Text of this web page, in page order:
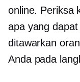
online. Periksa
apa yang
ditawarkan
Anda pada